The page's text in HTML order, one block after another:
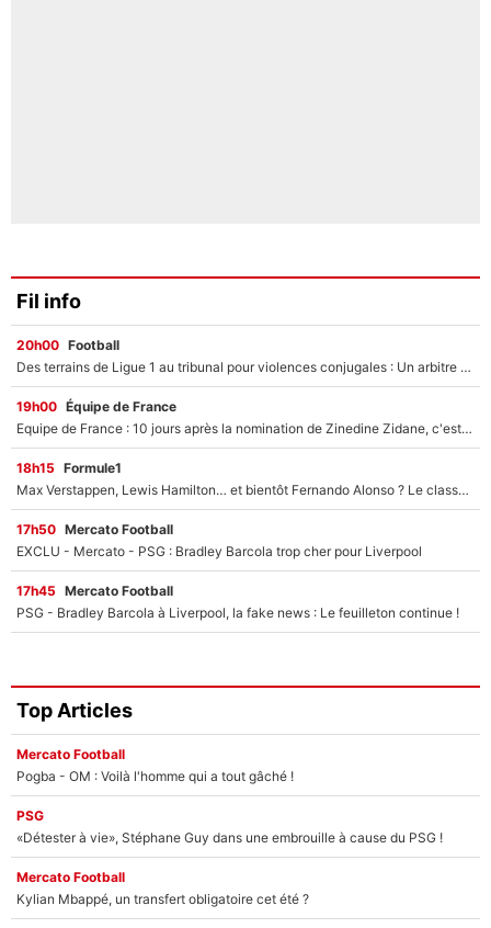
Fil info
20h00 Football
Des terrains de Ligue 1 au tribunal pour violences conjugales : Un arbitre français encourt une peine de 18 mois de prison !
19h00 Équipe de France
Equipe de France : 10 jours après la nomination de Zinedine Zidane, c'est au tour de son fils de prendre un nouveau départ !
18h15 Formule1
Max Verstappen, Lewis Hamilton… et bientôt Fernando Alonso ? Le classement des pilotes les mieux payés en Formule 1 risque de changer !
17h50 Mercato Football
EXCLU - Mercato - PSG : Bradley Barcola trop cher pour Liverpool
17h45 Mercato Football
PSG - Bradley Barcola à Liverpool, la fake news : Le feuilleton continue !
Top Articles
Mercato Football
Pogba - OM : Voilà l'homme qui a tout gâché !
PSG
«Détester à vie», Stéphane Guy dans une embrouille à cause du PSG !
Mercato Football
Kylian Mbappé, un transfert obligatoire cet été ?